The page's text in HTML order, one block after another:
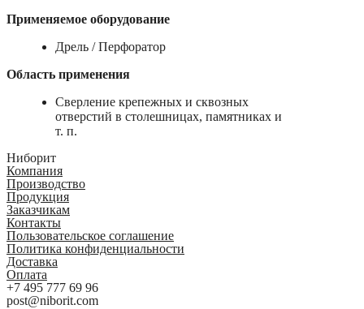
Применяемое оборудование
Дрель / Перфоратор
Область применения
Сверление крепежных и сквозных
отверстий в столешницах, памятниках и
т. п.
Ниборит
Компания
Производство
Продукция
Заказчикам
Контакты
Пользовательское соглашение
Политика конфиденциальности
Доставка
Оплата
+7 495 777 69 96
post@niborit.com